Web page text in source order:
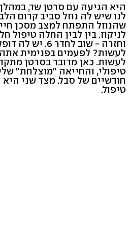
היא הגיעה עם סרטן שד,
לנו שיש לה נוזל סביב קרום
שהנוזל התפתח למצב מסכן
לניקוז. בין לבין החלה טיפול
וחזרה - שוב לחדר
לעשות? לפעמים בפנימית
לעשות. כאן מדובר בסרטן
טיפולי, והחייאה "מוצלחת"
חודשיים של סבל. מצד שני
טיפול.